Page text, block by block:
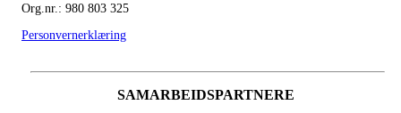
Org.nr.: 980 803 325
Personvernerklæring
SAMARBEIDSPARTNERE